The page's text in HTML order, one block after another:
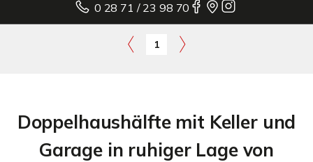
0 28 71 / 23 98 70
1
Doppelhaushälfte mit Keller und
Garage in ruhiger Lage von